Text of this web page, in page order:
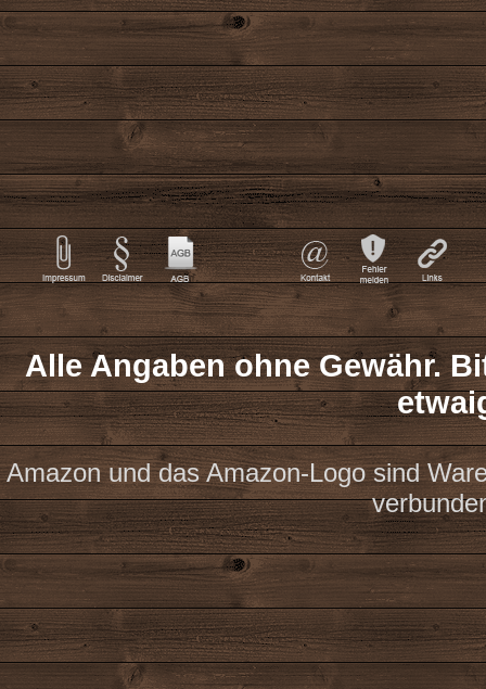
Alle Angaben ohne Gewähr.
Amazon und das Amazon-Logo sind